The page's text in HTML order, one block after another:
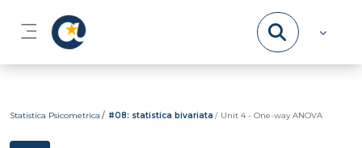
Pannello laterale
Statistica Psicometrica #08: statistica bivariata Unit 4 - One-way ANOVA